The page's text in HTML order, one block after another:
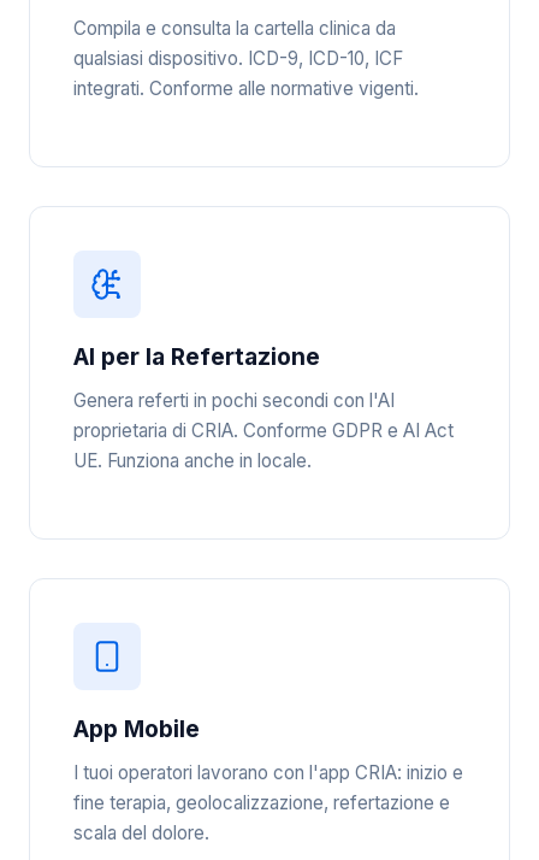
Compila e consulta la cartella clinica da
qualsiasi dispositivo. ICD-9, ICD-10, ICF
integrati. Conforme alle normative vigenti.
AI per la Refertazione
Genera referti in pochi secondi con l'AI
proprietaria di CRIA. Conforme GDPR e AI Act
UE. Funziona anche in locale.
App Mobile
I tuoi operatori lavorano con l'app CRIA: inizio e
fine terapia, geolocalizzazione, refertazione e
scala del dolore.